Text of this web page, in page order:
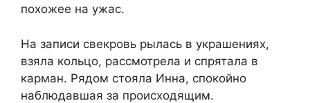
похожее на ужас.
На записи свекровь рылась в украшениях,
взяла кольцо, рассмотрела и спрятала в
карман. Рядом стояла Инна, спокойно
наблюдавшая за происходящим.